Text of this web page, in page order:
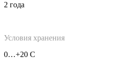
2 года
Условия хранения
0…+20 С